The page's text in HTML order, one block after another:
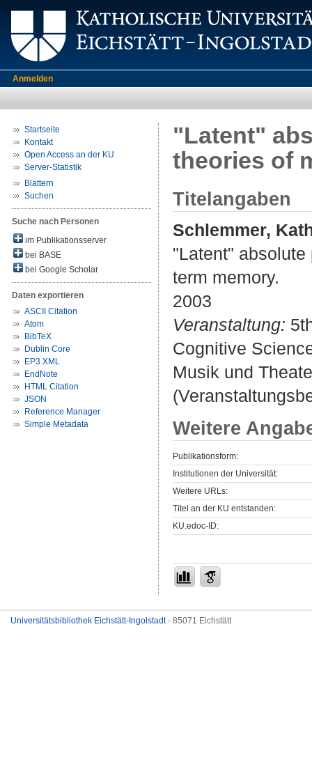
Anmelden
Startseite
Kontakt
Open Access an der KU
Server-Statistik
Blättern
Suchen
Suche nach Personen
im Publikationsserver
bei BASE
bei Google Scholar
Daten exportieren
ASCII Citation
Atom
BibTeX
Dublin Core
EP3 XML
EndNote
HTML Citation
JSON
Reference Manager
Simple Metadata
"Latent"
theories of
Titelangaben
Schlemmer,
"Latent"
term memory.
2003
Veranstaltung:
Cognitive
Musik und
Weitere
Publikationsform:
Institutionen der Universität:
Weitere URLs:
Titel an der KU entstanden:
KU.edoc-ID:
Universitätsbibliothek Eichstätt-Ingolstadt- 85071 Eichstätt